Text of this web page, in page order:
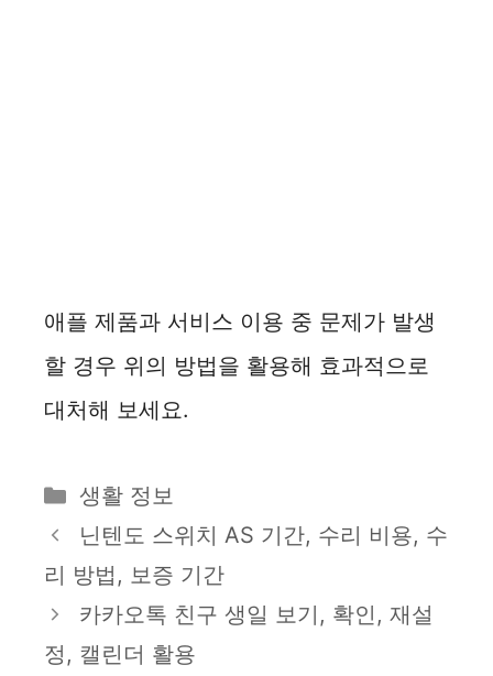
애플 제품과 서비스 이용 중 문제가 발생
할 경우 위의 방법을 활용해 효과적으로
대처해 보세요.
카
테
리
생활 정보
닌텐도 스위치 AS 기간, 수리 비용, 수
리 방법, 보증 기간
카카오톡 친구 생일 보기, 확인, 재설
정, 캘린더 활용